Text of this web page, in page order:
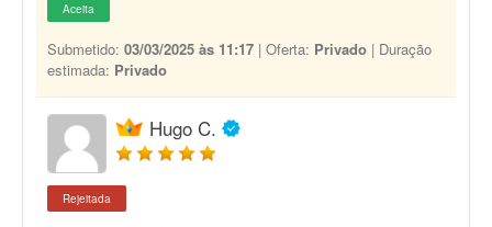
Aceita
Submetido: 03/03/2025 às 11:17 | Oferta: Privado | Duração
estimada: Privado
Hugo C.
Rejeitada